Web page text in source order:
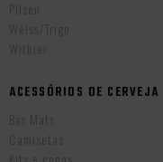
Pilsen
Weiss/Trigo
Witbier
ACESSÓRIOS DE CERVEJA
Bar Mats
Camisetas